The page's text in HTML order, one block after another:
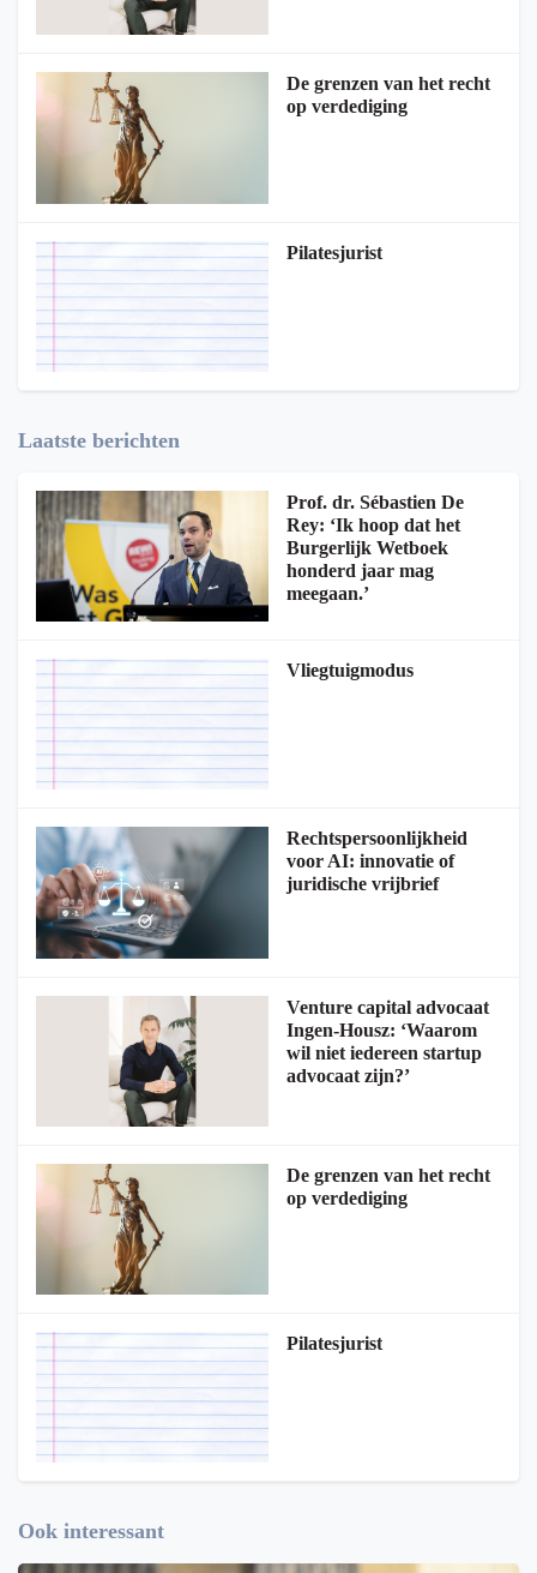
De grenzen van het recht
op verdediging
Pilatesjurist
Laatste berichten
Prof. dr. Sébastien De
Rey: ‘Ik hoop dat het
Burgerlijk Wetboek
honderd jaar mag
meegaan.’
Vliegtuigmodus
Rechtspersoonlijkheid
voor AI: innovatie of
juridische vrijbrief
Venture capital advocaat
Ingen-Housz: ‘Waarom
wil niet iedereen startup
advocaat zijn?’
De grenzen van het recht
op verdediging
Pilatesjurist
Ook interessant